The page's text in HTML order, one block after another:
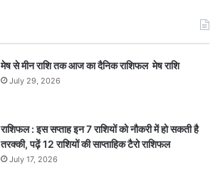
मेष से मीन राशि तक आज का दैनिक राशिफल मेष राशि
July 29, 2026
राशिफल : इस सप्ताह इन 7 राशियों को नौकरी में हो सकती है
तरक्की, पढ़ें 12 राशियों की साप्ताहिक टैरो राशिफल
July 17, 2026